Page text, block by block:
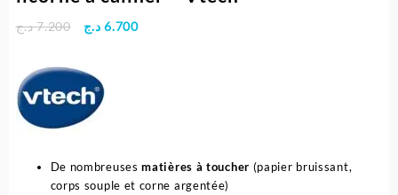
7.200 د.ج
Le
était :
6.700 د.ج
Le
De nombreusesmatières à toucher (papier bruissant,
corps souple et corne argentée)